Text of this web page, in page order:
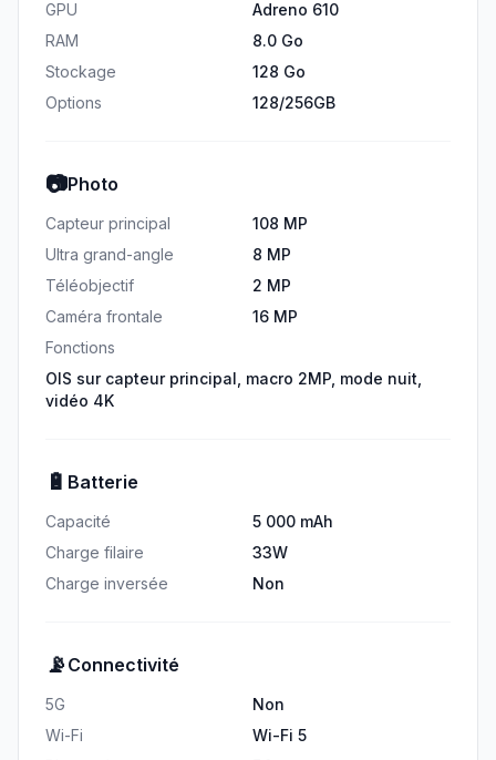
GPU
Adreno 610
RAM
8.0 Go
Stockage
128 Go
Options
128/256GB
📷Photo
Capteur principal
108 MP
Ultra grand-angle
8 MP
Téléobjectif
2 MP
Caméra frontale
16 MP
Fonctions
OIS sur capteur principal, macro 2MP, mode nuit,
vidéo 4K
🔋 Batterie
Capacité
5 000 mAh
Charge filaire
33W
Charge inversée
Non
📡 Connectivité
5G
Non
Wi-Fi
Wi-Fi 5